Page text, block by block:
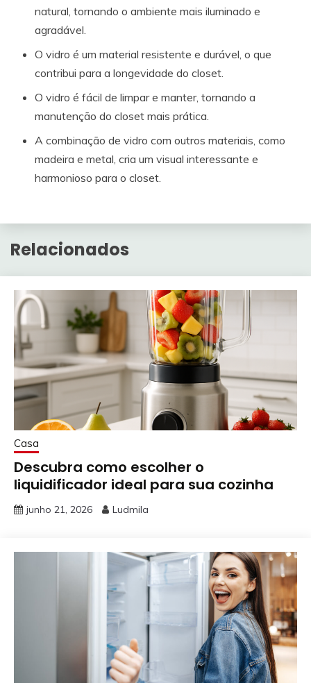
natural, tornando o ambiente mais iluminado e
agradável.
O vidro é um material resistente e durável, o que
contribui para a longevidade do closet.
O vidro é fácil de limpar e manter, tornando a
manutenção do closet mais prática.
A combinação de vidro com outros materiais, como
madeira e metal, cria um visual interessante e
harmonioso para o closet.
Relacionados
Casa
Descubra como escolher o
liquidificador ideal para sua cozinha
junho 21, 2026 Ludmila